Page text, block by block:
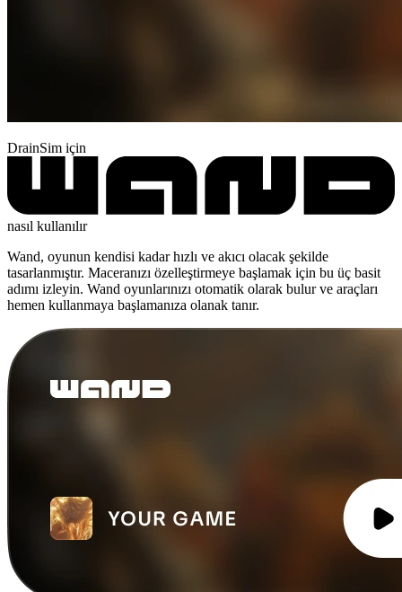
DrainSim için
nasıl kullanılır
Wand, oyunun kendisi kadar hızlı ve akıcı olacak şekilde
tasarlanmıştır. Maceranızı özelleştirmeye başlamak için bu üç basit
adımı izleyin. Wand oyunlarınızı otomatik olarak bulur ve araçları
hemen kullanmaya başlamanıza olanak tanır.